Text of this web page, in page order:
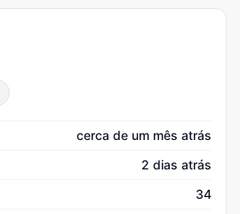
cerca de um mês atrás
2 dias atrás
34